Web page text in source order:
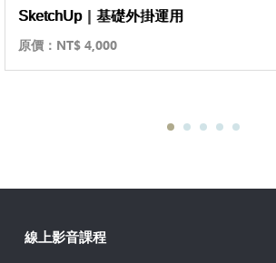
SketchUp｜基礎外掛運用
原價： NT$ 4,000
線上影音課程